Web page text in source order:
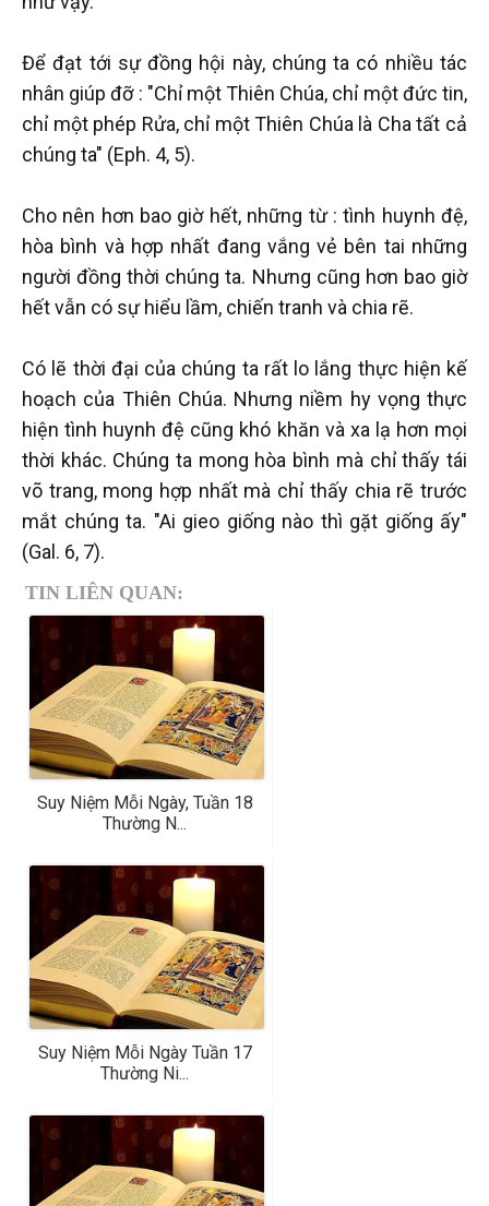
Để đạt tới sự đồng hội này, chúng ta có nhiều tác
nhân giúp đỡ : "Chỉ một Thiên Chúa, chỉ một đức tin,
chỉ một phép Rửa, chỉ một Thiên Chúa là Cha tất cả
chúng ta" (Eph. 4, 5).
Cho nên hơn bao giờ hết, những từ : tình huynh đệ,
hòa bình và hợp nhất đang vắng vẻ bên tai những
người đồng thời chúng ta. Nhưng cũng hơn bao giờ
hết vẫn có sự hiểu lầm, chiến tranh và chia rẽ.
Có lẽ thời đại của chúng ta rất lo lắng thực hiện kế
hoạch của Thiên Chúa. Nhưng niềm hy vọng thực
hiện tình huynh đệ cũng khó khăn và xa lạ hơn mọi
thời khác. Chúng ta mong hòa bình mà chỉ thấy tái
võ trang, mong hợp nhất mà chỉ thấy chia rẽ trước
mắt chúng ta. "Ai gieo giống nào thì gặt giống ấy"
(Gal. 6, 7).
TIN LIÊN QUAN:
Suy Niệm Mỗi Ngày, Tuần 18
Thường N...
Suy Niệm Mỗi Ngày Tuần 17
Thường Ni...